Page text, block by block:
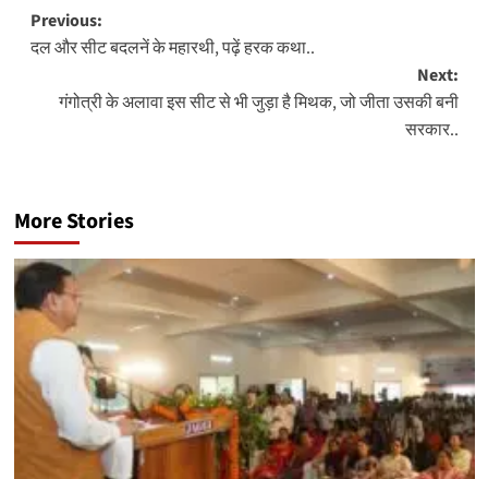
Post
navigation
Previous:
दल और सीट बदलनें के महारथी, पढ़ें हरक कथा..
Next:
गंगोत्री के अलावा इस सीट से भी जुड़ा है मिथक, जो जीता उसकी बनी
सरकार..
More Stories